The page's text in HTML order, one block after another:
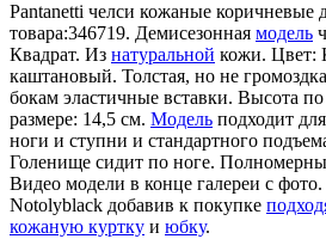
Pantanetti челси кожаные коричневые
товара:346719. Демисезонная модель
Квадрат. Из натуральной кожи. Цвет:
каштановый. Толстая, но не
бокам эластичные вставки. Высота
размере: 14,5 см. Модель подходит
ноги и ступни и стандартного
Голенище сидит по ноге.
Видео модели в конце галереи с фото.
Notolyblack добавив к покупке
кожаную куртку и юбку.